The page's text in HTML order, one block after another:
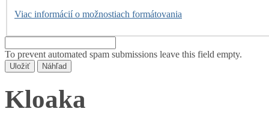
Viac informácií o možnostiach formátovania
To prevent automated spam submissions leave this field empty.
Kloaka